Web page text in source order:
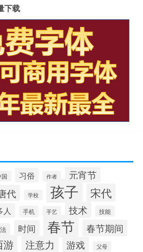
下载
国 习俗 作者 元宵节
代 学校 孩子 宋代
人 手机 手艺 技术 技能
时间 春节 春节期间
游 注意力 游戏 父母